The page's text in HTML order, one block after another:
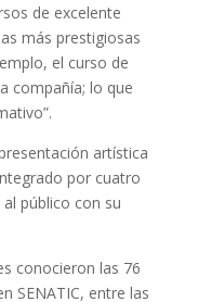
de excelente
más prestigiosas
el curso de
compañía; lo que
artística
por cuatro
público con su
conocieron las 76
SENATIC, entre las